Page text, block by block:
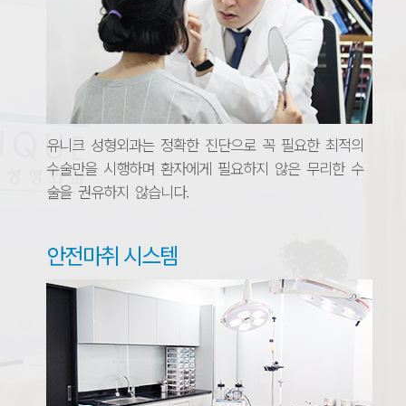
유니크 성형외과는 정확한 진단으로 꼭 필요한 최적의
수술만을 시행하며 환자에게 필요하지 않은 무리한 수
술을 권유하지 않습니다.
안전마취 시스템